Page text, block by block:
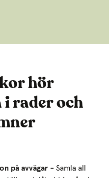
hör
i rader och
på avvägar - Samla all